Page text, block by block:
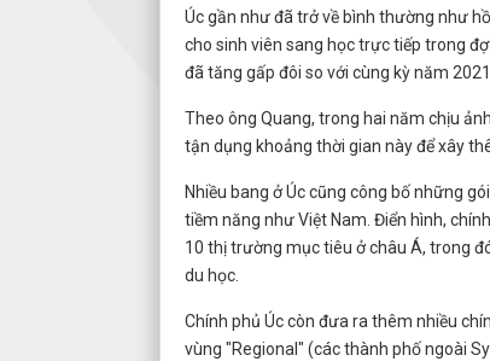
Úc gần như đã trở về bình thường như
cho sinh viên sang học trực tiếp trong
đã tăng gấp đôi so với cùng kỳ năm 2021.
Theo ông Quang, trong hai năm chịu
tận dụng khoảng thời gian này để xây
Nhiều bang ở Úc cũng công bố những
tiềm năng như Việt Nam. Điển hình,
10 thị trường mục tiêu ở châu Á, trong
du học.
Chính phủ Úc còn đưa ra thêm nhiều
vùng "Regional" (các thành phố ngoài